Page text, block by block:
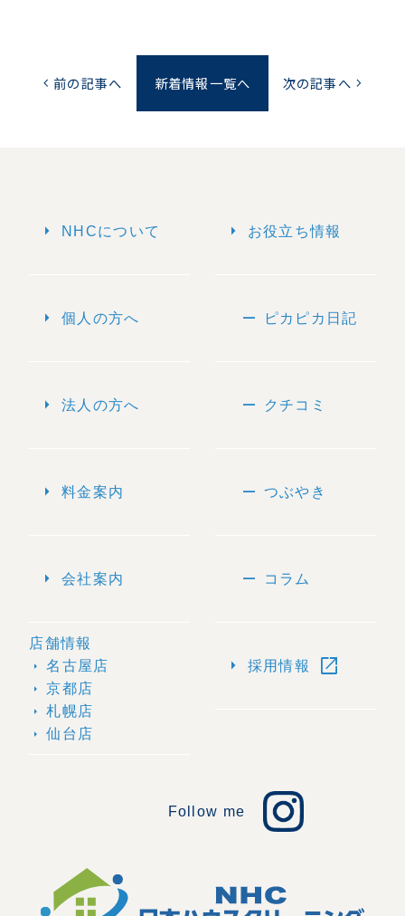
chevron_left 前の記事へ 新着情報一覧へ 次の記事へ chevron_right
arrow_right NHCについて
arrow_right 個人の方へ
arrow_right 法人の方へ
arrow_right 料金案内
arrow_right 会社案内
店舗情報
arrow_right 名古屋店
arrow_right 京都店
arrow_right 札幌店
arrow_right 仙台店
arrow_right お役立ち情報
remove ピカピカ日記
remove クチコミ
remove つぶやき
remove コラム
arrow_right 採用情報 open_in_new
Follow me